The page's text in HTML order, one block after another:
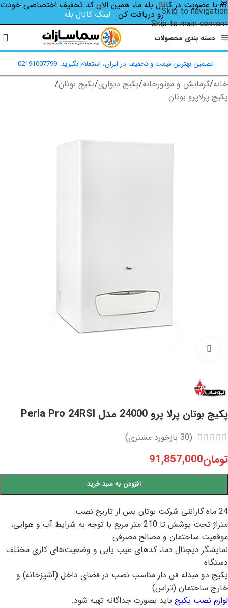
Skip to navigation
Skip to main content
🎁 با عضویت در کانال بله ما، همین الان کد تخفیف اختصاصی‌ خودت
رو دریافت کن. لینک کانال بله
دسته بندی محصولات
تضمین بهترین قیمت و تخفیف در ایران، استعلام بگیرید. 02191007799
خانه/گرمایش و موتورخانه/پکیج دیواری/پکیج بوتان/
پکیج پرلاپرو بوتان
پکیج بوتان پرلا پرو 24000 مدل Perla Pro 24RSI
(
30 بازخورد مشتری)
تومان91,857,000
افزودن به سبد خرید
24 ماه گارانتی شرکت بوتان پس از تاریخ نصب
متراژ تحت پوشش تا 210 متر مربع با توجه به شرایط آب و هوایی،
موقعیت ساختمان و مصالح مصرفی
نمایشگر دیجتال دما، کدهای عیب یابی و وضعیت‌های کاری مختلف
دستگاه
پکیج دو مبدله فن دار مناسب نصب در فضای داخل (آشپزخانه) و
خارج ساختمان (تراس)
لوازم نصب پکیج باید بصورت جداگانه تهیه شود.